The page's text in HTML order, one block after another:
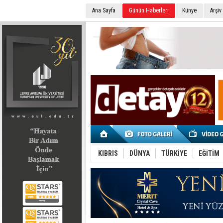
Ana Sayfa Günün Haberleri Künye Arşiv
KIBRIS DÜNYA TÜRKİYE EĞİTİM